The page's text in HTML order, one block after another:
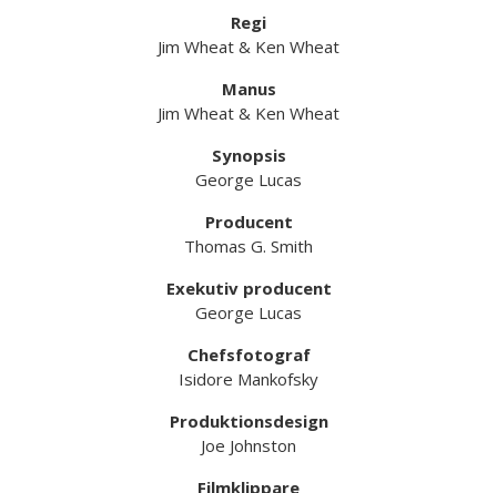
Regi
Jim Wheat & Ken Wheat
Manus
Jim Wheat & Ken Wheat
Synopsis
George Lucas
Producent
Thomas G. Smith
Exekutiv producent
George Lucas
Chefsfotograf
Isidore Mankofsky
Produktionsdesign
Joe Johnston
Filmklippare